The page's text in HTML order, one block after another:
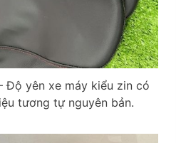
Độ yên xe máy kiểu zin có
tương tự nguyên bản.